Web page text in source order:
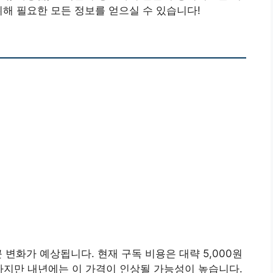
필요한 모든 정보를 얻으실 수 있습니다!
화가 예상됩니다. 현재 구독 비용은 대략 5,000원
만 내년에는 이 가격이 인상될 가능성이 높습니다.